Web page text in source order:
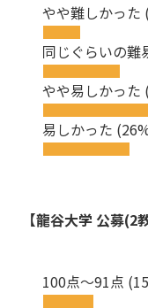
やや難しかった
同じぐらいの難
やや易しかった
易しかった
【龍谷大学 公募
100点～91点